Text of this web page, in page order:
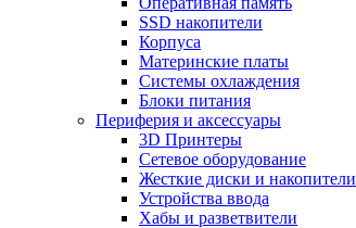
SSD накопители
Корпуса
Материнские платы
Системы охлаждения
Блоки питания
Периферия и аксессуары
3D Принтеры
Сетевое оборудование
Жесткие диски и накопители
Устройства ввода
Хабы и разветвители